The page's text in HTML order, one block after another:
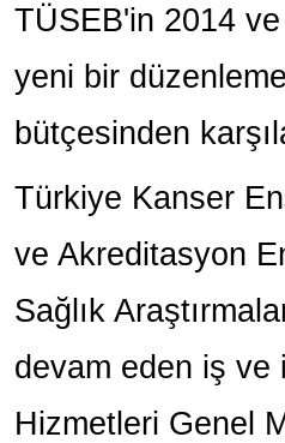
TÜSEB'in 2014 ve
yeni bir
bütçesinden
Türkiye Kanser
ve Akreditasyon
Sağlık
devam eden iş ve
Hizmetleri Genel